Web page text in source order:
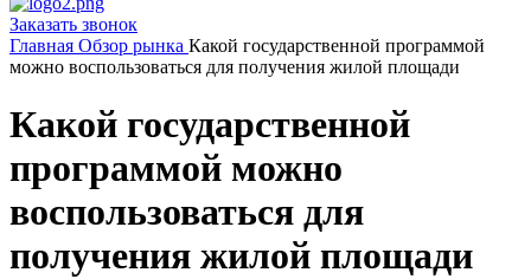
Заказать звонок
Главная Обзор рынка Какой государственной программой
можно воспользоваться для получения жилой площади
Какой государственной
программой можно
воспользоваться для
получения жилой площади